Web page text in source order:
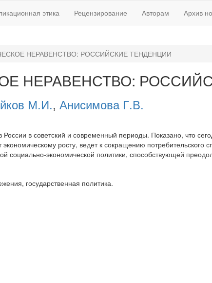
этика Рецензирование Авторам Архив
НЕРАВЕНСТВО: РОССИЙСКИЕ ТЕНДЕНЦИИ
НЕРАВЕНСТВО:
М.И., Анисимова Г.В.
России в советский и современный периоды. Показано, что
росту, ведет к сокращению потребительского
социально-экономической политики, способствующей
государственная политика.